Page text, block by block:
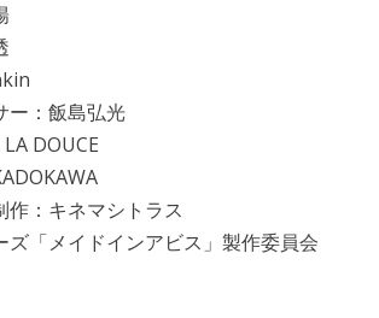
ー：飯島弘光
DOUCE
作：キネマシトラス
ズ「メイドインアビス」製作委員会